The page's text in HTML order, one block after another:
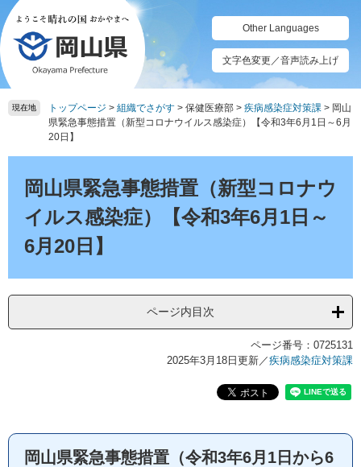
ペ
ー
ジ
の
先
頭
メ
ニ
ュ
ー
を
飛
本
Other Languages
文字色変更／音声読み上げ
現在地 トップページ > 組織でさがす > 保健医療部 > 疾病感染症対策課 > 岡山
県緊急事態措置（新型コロナウイルス感染症）【令和3年6月1日～6月
20日】
岡山県緊急事態措置（新型コロナウ
イルス感染症）【令和3年6月1日～
6月20日】
ページ内目次
ページ番号：0725131
2025年3月18日更新／疾病感染症対策課
岡山県緊急事態措置（令和3年6月1日から6